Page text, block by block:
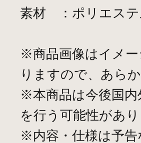
素材 ：ポリエステ
※商品画像はイメ
りますので、あら
※本商品は今後国内
を行う可能性があり
※内容・仕様は予